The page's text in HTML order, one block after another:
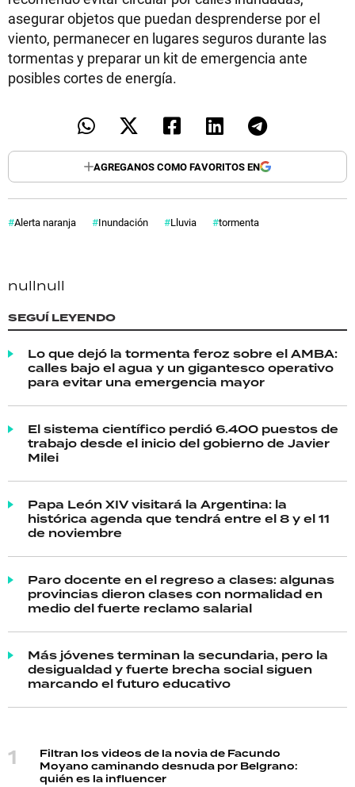
asegurar objetos que puedan desprenderse por el
viento, permanecer en lugares seguros durante las
tormentas y preparar un kit de emergencia ante
posibles cortes de energía.
AGREGANOS COMO FAVORITOS EN
Alerta naranja Inundación Lluvia tormenta
nullnull
SEGUÍ LEYENDO
Lo que dejó la tormenta feroz sobre el AMBA:
calles bajo el agua y un gigantesco operativo
para evitar una emergencia mayor
El sistema científico perdió 6.400 puestos de
trabajo desde el inicio del gobierno de Javier
Milei
Papa León XIV visitará la Argentina: la
histórica agenda que tendrá entre el 8 y el 11
de noviembre
Paro docente en el regreso a clases: algunas
provincias dieron clases con normalidad en
medio del fuerte reclamo salarial
Más jóvenes terminan la secundaria, pero la
desigualdad y fuerte brecha social siguen
marcando el futuro educativo
Filtran los videos de la novia de Facundo
Moyano caminando desnuda por Belgrano:
quién es la influencer